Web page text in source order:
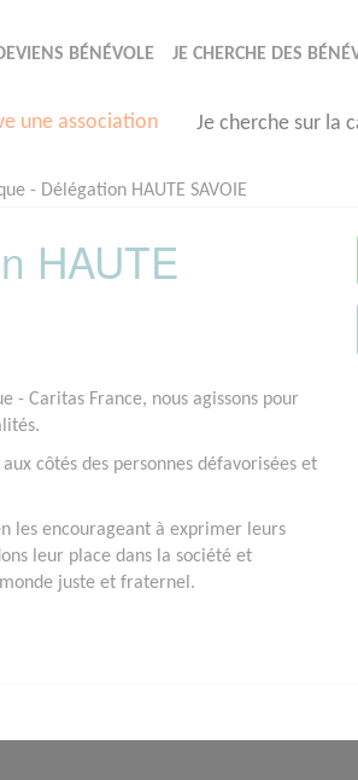
BÉNÉVOLE JE CHERCHE DES
une association Je cherche sur la
- Délégation HAUTE SAVOIE
HAUTE
- Caritas France, nous agissons pour
côtés des personnes défavorisées et
les encourageant à exprimer leurs
leur place dans la société et
juste et fraternel.